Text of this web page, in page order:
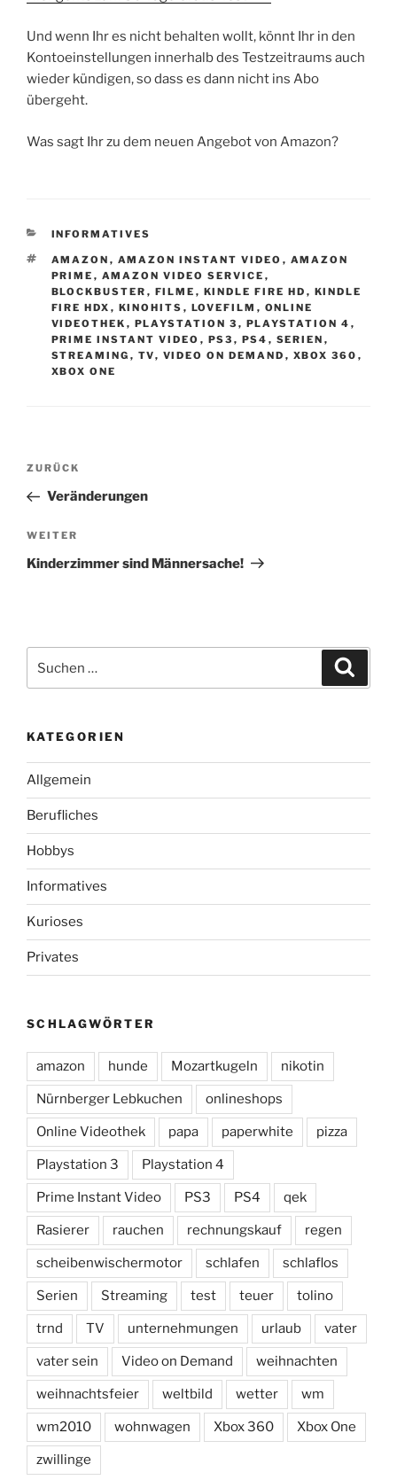
Und wenn Ihr es nicht behalten wollt, könnt Ihr in den
Kontoeinstellungen innerhalb des Testzeitraums auch
wieder kündigen, so dass es dann nicht ins Abo
übergeht.
Was sagt Ihr zu dem neuen Angebot von Amazon?
KATEGORIEN
INFORMATIVES
SCHLAGWÖRTER
AMAZON , AMAZON INSTANT VIDEO , AMAZON
PRIME , AMAZON VIDEO SERVICE ,
BLOCKBUSTER , FILME , KINDLE FIRE HD , KINDLE
FIRE HDX , KINOHITS , LOVEFILM , ONLINE
VIDEOTHEK , PLAYSTATION 3 , PLAYSTATION 4 ,
PRIME INSTANT VIDEO , PS3 , PS4 , SERIEN ,
STREAMING , TV, VIDEO ON DEMAND , XBOX 360 ,
XBOX ONE
Beitragsnavigation
Vorheriger
Beitrag
ZURÜCK
Veränderungen
Nächster
Beitrag
WEITER
Kinderzimmer sind Männersache!
nach:
KATEGORIEN
Allgemein
Berufliches
Hobbys
Informatives
Kurioses
Privates
SCHLAGWÖRTER
amazon hunde Mozartkugeln nikotin
Nürnberger Lebkuchen onlineshops
Online Videothek papa paperwhite pizza
Playstation 3 Playstation 4
Prime Instant Video PS3 PS4 qek
Rasierer rauchen rechnungskauf regen
scheibenwischermotor schlafen schlaflos
Serien Streaming test teuer tolino
trnd TV unternehmungen urlaub vater
vater sein Video on Demand weihnachten
weihnachtsfeier weltbild wetter wm
wm2010 wohnwagen Xbox 360 Xbox One
zwillinge